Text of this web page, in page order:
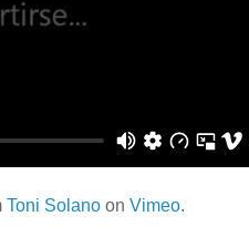
Toni Solanoon Vimeo.